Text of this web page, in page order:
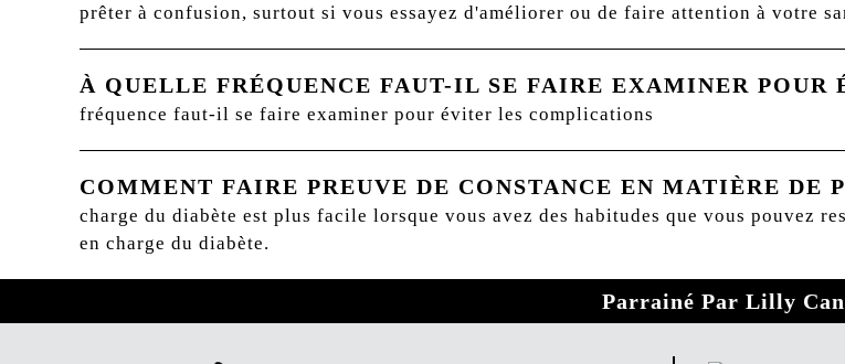
prêter à confusion, surtout si vous essayez d'améliorer ou de faire attention à votre
À QUELLE FRÉQUENCE FAUT-IL SE FAIRE EXAMINER
fréquence faut-il se faire examiner pour éviter les complications
COMMENT FAIRE PREUVE DE CONSTANCE EN MATIÈRE DE
charge du diabète est plus facile lorsque vous avez des habitudes que vous pouvez
en charge du diabète.
Parrainé Par Lilly